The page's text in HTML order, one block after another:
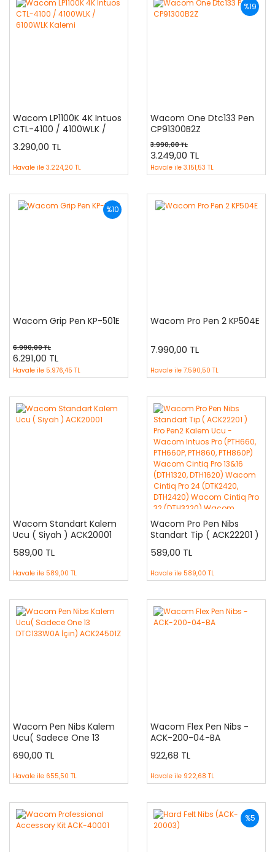
Wacom LP1100K 4K Intuos
CTL-4100 / 4100WLK /
3.290,00 TL
Havale ile 3.224,20 TL
%19
Wacom One Dtc133 Pen
CP91300B2Z
3.990,00 TL
3.249,00 TL
Havale ile 3.151,53 TL
%10
Wacom Grip Pen KP-501E
6.990,00 TL
6.291,00 TL
Havale ile 5.976,45 TL
Wacom Pro Pen 2 KP504E
7.990,00 TL
Havale ile 7.590,50 TL
Wacom Standart Kalem
Ucu ( Siyah ) ACK20001
589,00 TL
Havale ile 589,00 TL
Wacom Pro Pen Nibs
Standart Tip ( ACK22201 )
Wacom Intuos Pro
(PTH660, PTH660P,
PTH860, PTH860P)
(DTH1320, DTH1620)
Wacom Cintiq Pro 24
(DTK2420, DTH2420)
589,00 TL
Havale ile 589,00 TL
Wacom Pen Nibs Kalem
Ucu( Sadece One 13
ACK24501Z
690,00 TL
Havale ile 655,50 TL
Wacom Flex Pen Nibs -
ACK-200-04-BA
922,68 TL
Havale ile 922,68 TL
%5